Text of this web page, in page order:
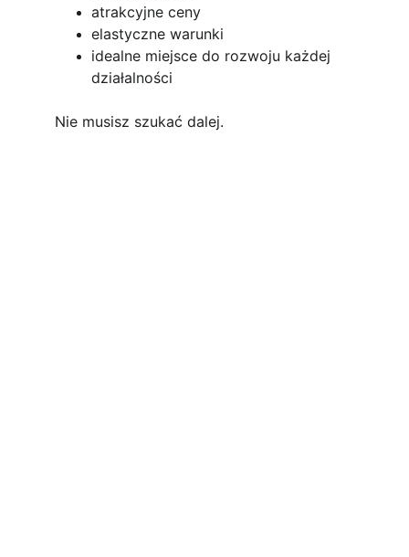
atrakcyjne ceny
elastyczne warunki
idealne miejsce do rozwoju każdej
działalności
Nie musisz szukać dalej.